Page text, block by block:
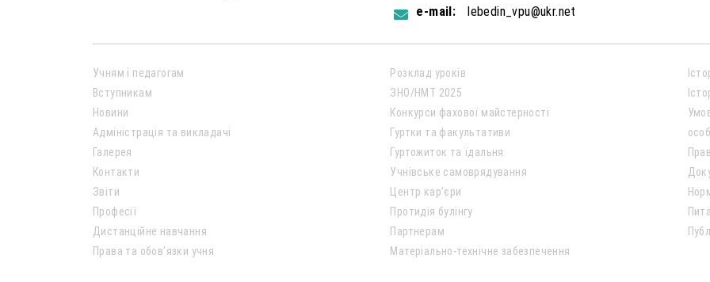
e-mail:
lebedin_vpu@ukr.net
Учням і педагогам
Вступникам
Новини
Адміністрація та викладачі
Галерея
Контакти
Звіти
Професії
Дистанційне навчання
Права та обов’язки учня
Розклад уроків
ЗНО/НМТ 2025
Конкурси фахової майстерності
Гуртки та факультативи
Гуртожиток та їдальня
Учнівське самоврядування
Центр кар’єри
Протидія булінгу
Партнерам
Матеріально-технічне забезпечення